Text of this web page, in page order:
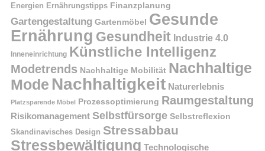
Energien Ernährungstipps Finanzplanung
Gartengestaltung Gartenmöbel Gesunde
Ernährung Gesundheit Industrie 4.0
Inneneinrichtung Künstliche Intelligenz
Modetrends Nachhaltige Mobilität Nachhaltige
Mode Nachhaltigkeit Naturerlebnis
Platzsparende Möbel Prozessoptimierung Raumgestaltung
Risikomanagement Selbstfürsorge Selbstreflexion
Skandinavisches Design Stressabbau
Stressbewältigung Technologische